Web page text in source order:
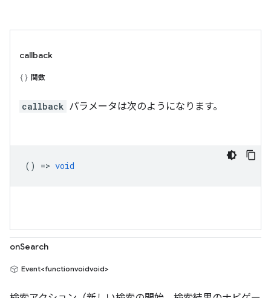
callback
関数
callback パラメータは次のようになります。
() => void
onSearch
Event<functionvoidvoid>